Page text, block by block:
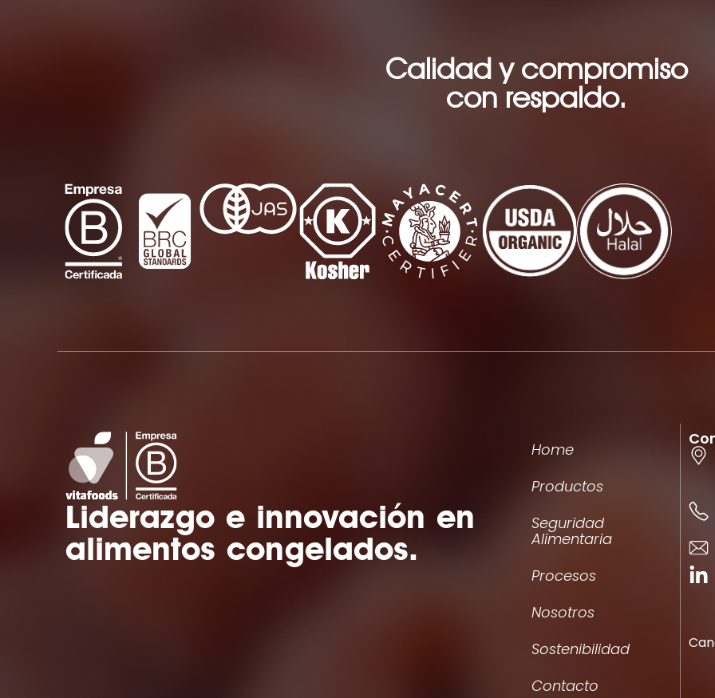
Calidad y compromiso
con respaldo.
Liderazgo e innovación en
alimentos congelados.
Home
Productos
Seguridad
Alimentaria
Procesos
Nosotros
Sostenibilidad
Contacto